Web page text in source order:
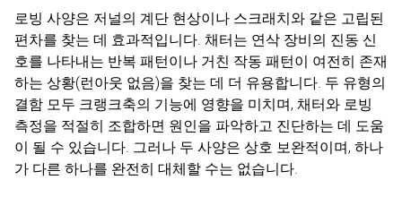
로빙 사양은 저널의 계단 현상이나 스크래치와 같은 고립된
편차를 찾는 데 효과적입니다. 채터는 연삭 장비의 진동 신
호를 나타내는 반복 패턴이나 거친 작동 패턴이 여전히 존재
하는 상황(런아웃 없음)을 찾는 데 더 유용합니다. 두 유형의
결함 모두 크랭크축의 기능에 영향을 미치며, 채터와 로빙
측정을 적절히 조합하면 원인을 파악하고 진단하는 데 도움
이 될 수 있습니다. 그러나 두 사양은 상호 보완적이며, 하나
가 다른 하나를 완전히 대체할 수는 없습니다.